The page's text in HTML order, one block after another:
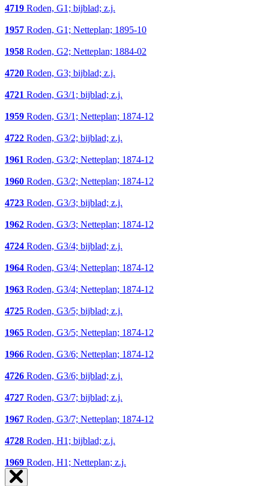
4719 Roden, G1; bijblad; z.j.
1957 Roden, G1; Netteplan; 1895-10
1958 Roden, G2; Netteplan; 1884-02
4720 Roden, G3; bijblad; z.j.
4721 Roden, G3/1; bijblad; z.j.
1959 Roden, G3/1; Netteplan; 1874-12
4722 Roden, G3/2; bijblad; z.j.
1961 Roden, G3/2; Netteplan; 1874-12
1960 Roden, G3/2; Netteplan; 1874-12
4723 Roden, G3/3; bijblad; z.j.
1962 Roden, G3/3; Netteplan; 1874-12
4724 Roden, G3/4; bijblad; z.j.
1964 Roden, G3/4; Netteplan; 1874-12
1963 Roden, G3/4; Netteplan; 1874-12
4725 Roden, G3/5; bijblad; z.j.
1965 Roden, G3/5; Netteplan; 1874-12
1966 Roden, G3/6; Netteplan; 1874-12
4726 Roden, G3/6; bijblad; z.j.
4727 Roden, G3/7; bijblad; z.j.
1967 Roden, G3/7; Netteplan; 1874-12
4728 Roden, H1; bijblad; z.j.
1969 Roden, H1; Netteplan; z.j.